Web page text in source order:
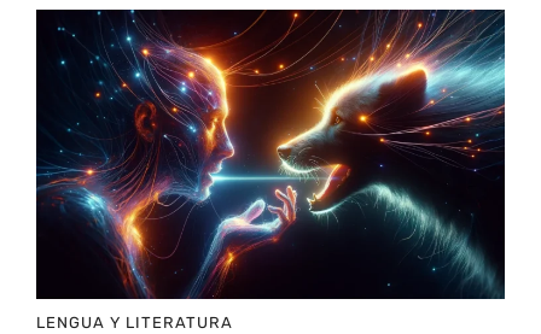
LENGUA Y LITERATURA